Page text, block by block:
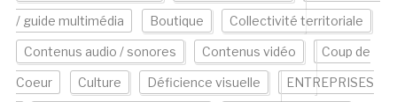
/ guide multimédia Boutique Collectivité territoriale
Contenus audio / sonores Contenus vidéo Coup de
Coeur Culture Déficience visuelle ENTREPRISES